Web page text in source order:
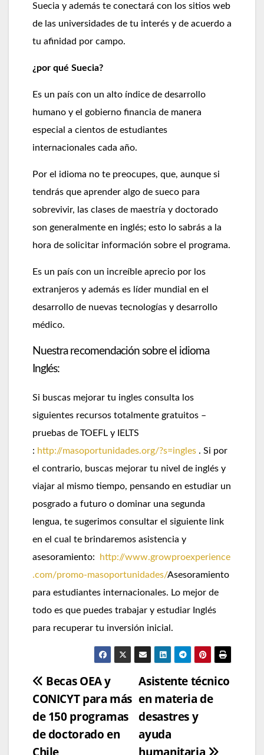
Suecia y además te conectará con los sitios web
de las universidades de tu interés y de acuerdo a
tu afinidad por campo.
¿por qué Suecia?
Es un país con un alto índice de desarrollo
humano y el gobierno financia de manera
especial a cientos de estudiantes
internacionales cada año.
Por el idioma no te preocupes, que, aunque si
tendrás que aprender algo de sueco para
sobrevivir, las clases de maestría y doctorado
son generalmente en inglés; esto lo sabrás a la
hora de solicitar información sobre el programa.
Es un país con un increíble aprecio por los
extranjeros y además es líder mundial en el
desarrollo de nuevas tecnologías y desarrollo
médico.
Nuestra recomendación sobre el idioma
Inglés:
Si buscas mejorar tu ingles consulta los
siguientes recursos totalmente gratuitos –
pruebas de TOEFL y IELTS
: http://masoportunidades.org/?s=ingles . Si por
el contrario, buscas mejorar tu nivel de inglés y
viajar al mismo tiempo, pensando en estudiar un
posgrado a futuro o dominar una segunda
lengua, te sugerimos consultar el siguiente link
en el cual te brindaremos asistencia y
asesoramiento:
http://www.growproexperience
.com/promo-masoportunidades/Asesoramiento
para estudiantes internacionales. Lo mejor de
todo es que puedes trabajar y estudiar Inglés
para recuperar tu inversión inicial.
Navegación
de
entradas
Asistente técnico
en materia de
desastres y
ayuda
humanitaria
Becas OEA y
CONICYT para más
de 150 programas
de doctorado en
Chile